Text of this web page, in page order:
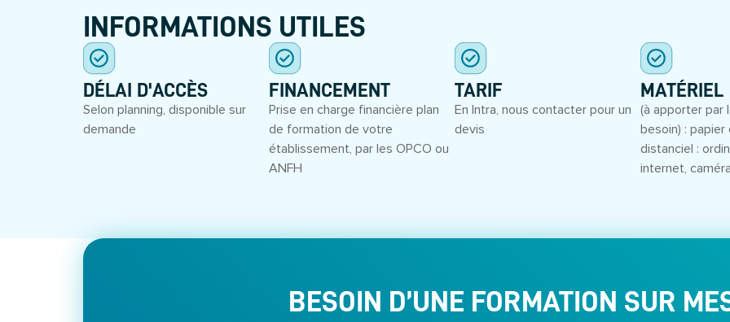
INFORMATIONS UTILES
DÉLAI D'ACCÈS
Selon planning, disponible sur
demande
FINANCEMENT
Prise en charge financière plan
de formation de votre
établissement, par les OPCO ou
ANFH
TARIF
En Intra, nous contacter pour un
devis
MATÉRIEL
(à apporter par
besoin) : papier
distanciel :
internet,
BESOIN D’UNE FORMATION SUR